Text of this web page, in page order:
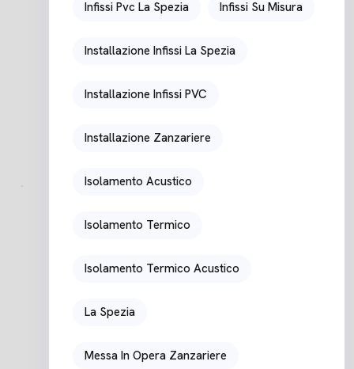
Infissi Pvc La Spezia Infissi Su Misura
Installazione Infissi La Spezia
Installazione Infissi PVC
Installazione Zanzariere
Isolamento Acustico
Isolamento Termico
Isolamento Termico Acustico
La Spezia
Messa In Opera Zanzariere